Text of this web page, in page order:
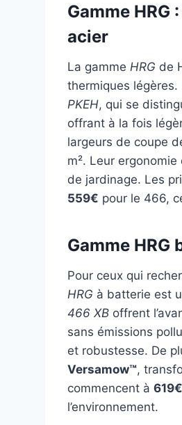
Gamme
acier
La gamme HRG de
thermiques
PKEH, qui se
offrant à la fois
largeurs de coupe
m². Leur
de jardinage. Les
559€ pour le 466,
Gamme
Pour ceux qui
HRG à batterie est
466 XB offrent
sans émissions
et robustesse. De
Versamow™,
commencent à 619€
l’environnement.